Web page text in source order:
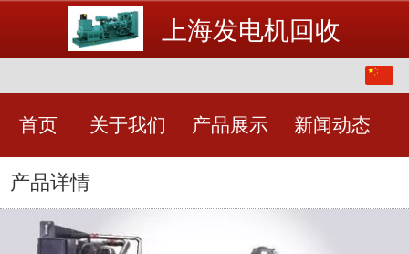
上海发电机回收
English
首页 关于我们 产品展示 新闻动态
产品详情